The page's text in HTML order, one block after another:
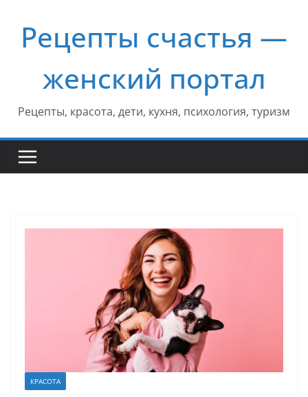
содержимому
Рецепты счастья —
женский портал
Рецепты, красота, дети, кухня, психология, туризм
КРАСОТА